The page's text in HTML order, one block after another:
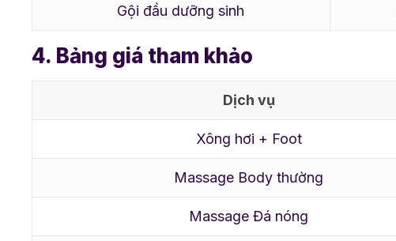
Gội đầu dưỡng sinh
4. Bảng giá tham khảo
Dịch vụ
Xông hơi + Foot
Massage Body thường
Massage Đá nóng